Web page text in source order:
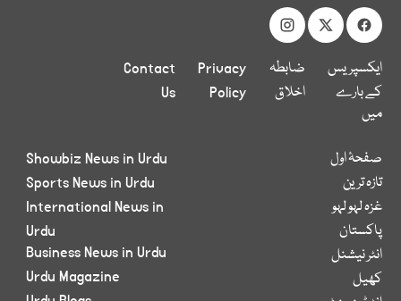
ایکسپریس
کے بارے
میں
ضابطہ
اخلاق
Privacy
Policy
Contact
Us
صفحۂ اول
تازہ ترین
غزہ لہو لہو
پاکستان
انٹر نیشنل
کھیل
Showbiz News in Urdu
Sports News in Urdu
International News in
Urdu
Business News in Urdu
Urdu Magazine